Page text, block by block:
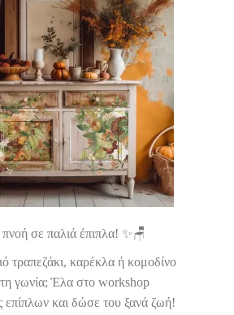
σε παλιά έπιπλα! ✨🪑
τραπεζάκι, καρέκλα ή κομοδίνο
γωνία; Έλα στο workshop
επίπλων και δώσε του ξανά ζωή!